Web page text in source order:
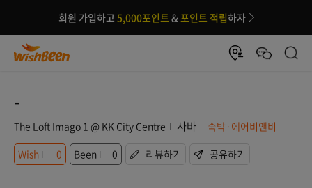
회원 가입하고 5,000포인트 &포인트 적립하자
-
The Loft Imago 1 @ KK City Centre 사바
숙박·에어비앤비
Wish
0 Been 0 리뷰하기 공유하기